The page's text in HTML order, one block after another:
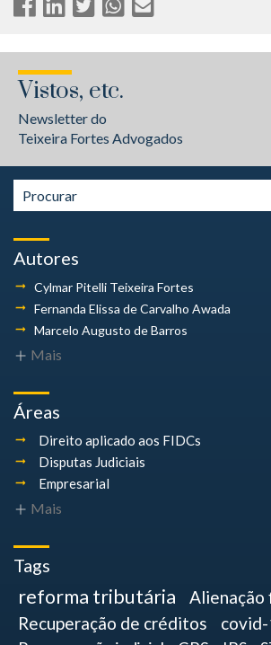
Vistos, etc.
Newsletter do
Teixeira Fortes Advogados
Autores
Cylmar Pitelli Teixeira Fortes
Fernanda Elissa de Carvalho Awada
Marcelo Augusto de Barros
Mais
Áreas
Direito aplicado aos FIDCs
Disputas Judiciais
Empresarial
Mais
Tags
reforma tributária
Alienação
Recuperação de créditos